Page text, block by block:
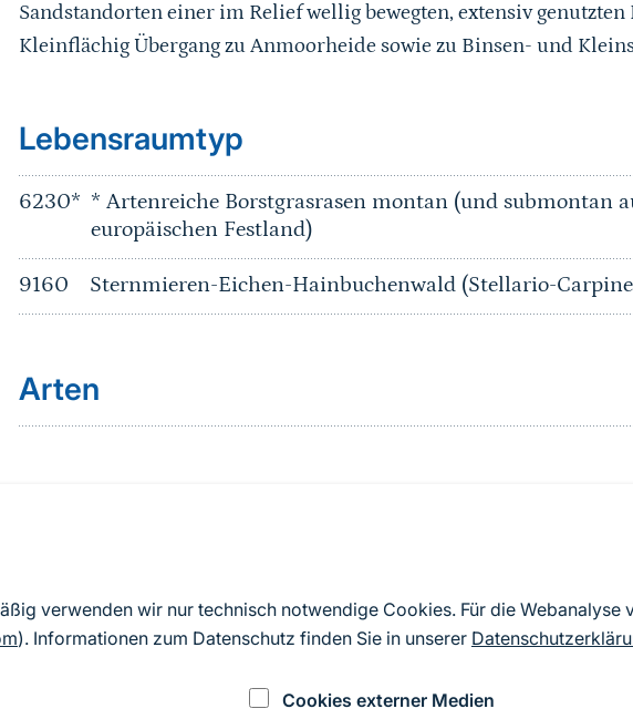
verwenden wir nur technisch notwendige Cookies. Für die Webanalyse
). Informationen zum Datenschutz finden Sie in unserer
Cookies externer Medien
Sandstandorten einer im Relief wellig bewegten, extensiv genutzten
Kleinflächig Übergang zu Anmoorheide sowie zu Binsen- und
Sprungmarke
Lebensraumtyp
6230* * Artenreiche Borstgrasrasen montan (und submontan
europäischen Festland)
9160 Sternmieren-Eichen-Hainbuchenwald (Stellario-
Arten
Nach Angaben der an die EU übermittelten Standarddatenbögen
2019). Aus besonderen Schutzgründen enthalten die zur